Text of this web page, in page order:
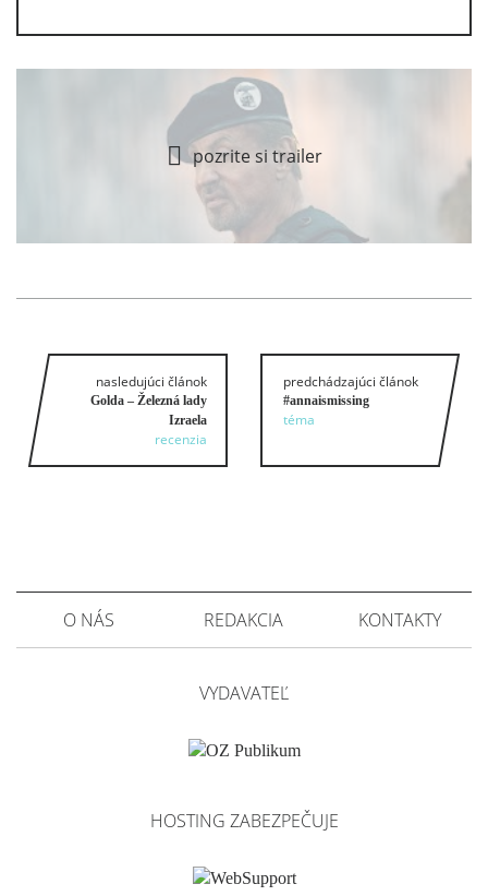
pozrite si trailer
nasledujúci článok
Golda – Železná lady
Izraela
recenzia
predchádzajúci článok
#annaismissing
téma
O NÁS REDAKCIA KONTAKTY
VYDAVATEĽ
HOSTING ZABEZPEČUJE